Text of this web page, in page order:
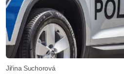
Jiřina Suchorová